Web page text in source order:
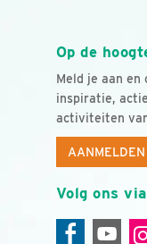
Op de
Meld je aan en
inspiratie,
activiteiten
Volg ons